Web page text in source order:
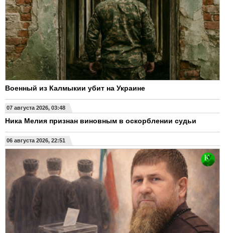
Военный из Калмыкии убит на Украине
07 августа 2026, 03:48
Ника Мелия признан виновным в оскорблении судьи
06 августа 2026, 22:51